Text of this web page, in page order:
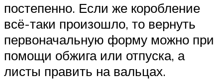
постепенно. Если же коробление
всё-таки произошло, то вернуть
первоначальную форму можно при
помощи обжига или отпуска, а
листы править на вальцах.